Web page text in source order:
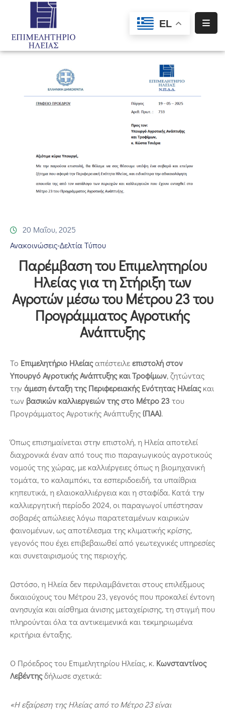
EL
Αρχική
Πληροφόρηση
Προγράμματα
Επικοινωνία
20 Μαΐου, 2025
Ανακοινώσεις-Δελτία Τύπου
Παρέμβαση του Επιμελητηρίου
Ηλείας για τη Στήριξη των
Αγροτών μέσω του Μέτρου 23 του
Προγράμματος Αγροτικής
Ανάπτυξης
Το Επιμελητήριο Ηλείαςαπέστειλεεπιστολή στον
Υπουργό Αγροτικής Ανάπτυξης και Τροφίμων, ζητώντας
την άμεση ένταξη της Περιφερειακής Ενότητας Ηλείαςκαι
των βασικών καλλιεργειών της στο Μέτρο 23 του
Προγράμματος Αγροτικής Ανάπτυξης(ΠΑΑ).
Όπως επισημαίνεται στην επιστολή, η Ηλεία αποτελεί
διαχρονικά έναν από τους πιο παραγωγικούς αγροτικούς
νομούς της χώρας, με καλλιέργειες όπως η βιομηχανική
τομάτα, το καλαμπόκι, τα εσπεριδοειδή, τα υπαίθρια
κηπευτικά, η ελαιοκαλλιέργεια και η σταφίδα. Κατά την
καλλιεργητική περίοδο 2024, οι παραγωγοί υπέστησαν
σοβαρές απώλειες λόγω παρατεταμένων καιρικών
φαινομένων, ως αποτέλεσμα της κλιματικής κρίσης,
γεγονός που έχει επιβεβαιωθεί από γεωτεχνικές υπηρεσίες
και συνεταιρισμούς της περιοχής.
Ωστόσο, η Ηλεία δεν περιλαμβάνεται στους επιλέξιμους
δικαιούχους του Μέτρου 23, γεγονός που προκαλεί έντονη
ανησυχία και αίσθημα άνισης μεταχείρισης, τη στιγμή που
πληρούνται όλα τα αντικειμενικά και τεκμηριωμένα
κριτήρια ένταξης.
Ο Πρόεδρος του Επιμελητηρίου Ηλείας, κ. Κωνσταντίνος
Λεβέντηςδήλωσε σχετικά:
«Η εξαίρεση της Ηλείας από το Μέτρο 23 είναι